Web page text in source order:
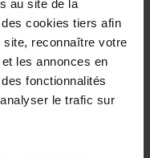
au site de la
cookies tiers afin
site, reconnaître votre
les annonces en
fonctionnalités
le trafic sur
manufacturing.
on space, defence,
and will include: